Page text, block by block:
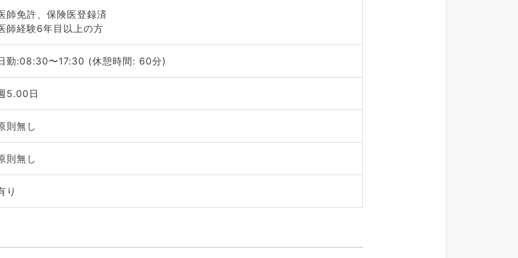
師免許、保険医登録済
師経験6年目以上の方
勤:08:30〜17:30 (休憩時間: 60分)
5.00日
則無し
則無し
り